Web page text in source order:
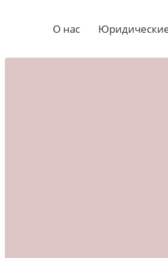
О нас